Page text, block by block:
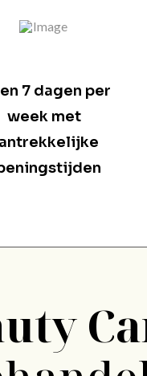
7 dagen per
week met